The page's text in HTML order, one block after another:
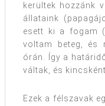
kerültek hozzánk
állataink
esett ki a fogam
voltam beteg, és
órán. Így a
váltak, és
Ezek a félszavak